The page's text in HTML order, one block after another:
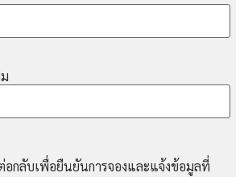
กลับเพื่อยืนยันการจองและแจ้งข้อมูลที่